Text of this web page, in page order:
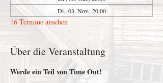
Di., 03. Nov., 20:00
16 Termine ansehen
Über die Veranstaltung
Werde ein Teil von Time Out!